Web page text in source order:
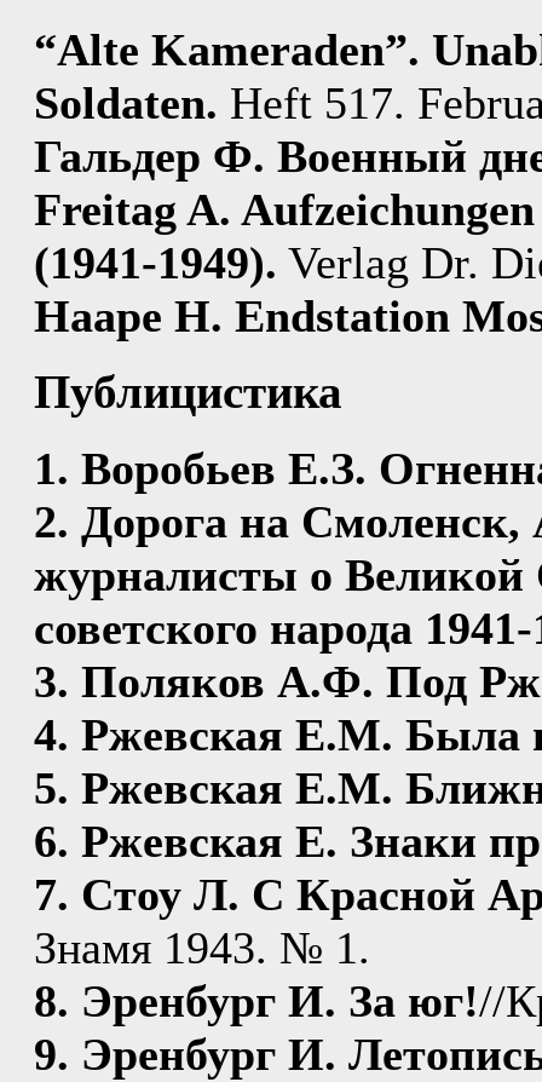
“Alte Kameraden”.
Soldaten. Heft 517.
Гальдер Ф. Военный
Freitag A.
(1941-1949). Verlag Dr.
Haape H. Endstation
Публицистика
1. Воробьев Е.З.
2. Дорога на Смоленск,
журналисты о Великой
советского народа 1941-
3. Поляков А.Ф. Под
4. Ржевская Е.М. Была
5. Ржевская Е.М.
6. Ржевская Е. Знаки
7. Стоу Л. С Красной
Знамя 1943. № 1.
8. Эренбург И. За юг!//
9. Эренбург И.